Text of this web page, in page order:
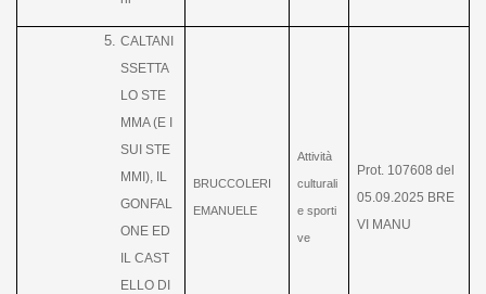
CALTANI
SSETTA
LO STE
MMA (E I
SUI STE
MMI), IL
GONFAL
ONE ED
IL CAST
ELLO DI
BRUCCOLERI
EMANUELE
Attività
culturali
e sporti
ve
Prot. 107608 del
05.09.2025 BRE
VI MANU